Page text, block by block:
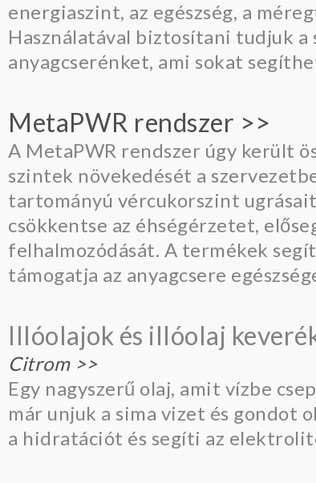
energiaszint, az egészség, a
Használatával biztosítani tudjuk
anyagcserénket, ami sokat
MetaPWR rendszer >>
A MetaPWR rendszer úgy került
szintek növekedését a
tartományú vércukorszint
csökkentse az éhségérzetet,
felhalmozódását. A termékek
támogatja az anyagcsere
Illóolajok és illóolaj
Citrom >>
Egy nagyszerű olaj, amit vízbe
már unjuk a sima vizet és gondot
a hidratációt és segíti az